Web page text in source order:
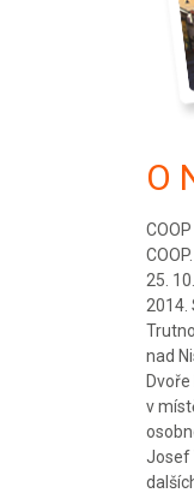
O
25.
2014.
nad
v
Josef